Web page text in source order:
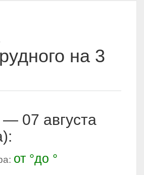
на 3
— 07 августа
от °до °